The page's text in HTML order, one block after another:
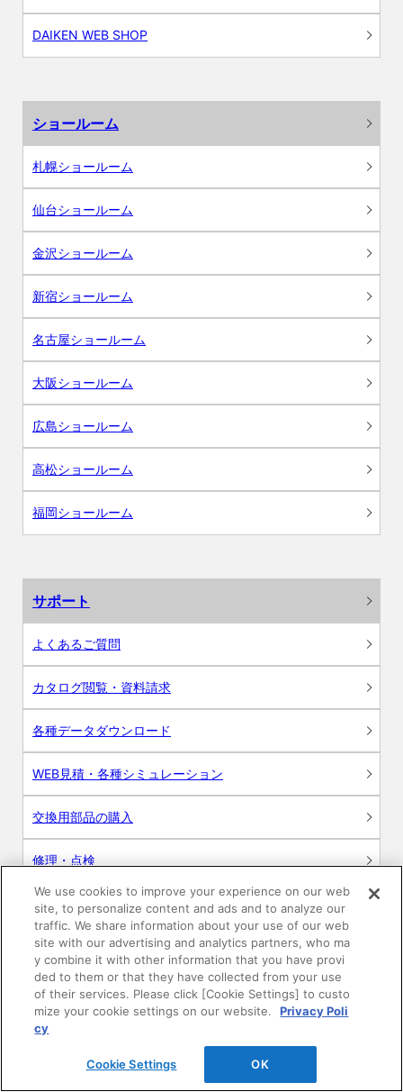
DAIKEN WEB SHOP
ショールーム
札幌ショールーム
仙台ショールーム
金沢ショールーム
新宿ショールーム
名古屋ショールーム
大阪ショールーム
広島ショールーム
高松ショールーム
福岡ショールーム
サポート
よくあるご質問
カタログ閲覧・資料請求
各種データダウンロード
WEB見積・各種シミュレーション
交換用部品の購入
修理・点検
お問い合わせ
ログイン
建築・設計関係者様向けサイト
ユーザー登録サービス
WEB見積システム
We use cookies to improve your experience on our web
site, to personalize content and ads and to analyze our
traffic. We share information about your use of our web
site with our advertising and analytics partners, who ma
y combine it with other information that you have provi
ded to them or that they have collected from your use
of their services. Please click [Cookie Settings] to custo
mize your cookie settings on our website.
Privacy Poli
cy
Cookie Settings OK